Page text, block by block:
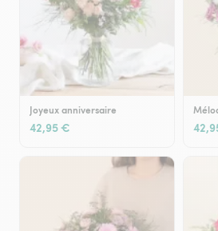
Joyeux anniversaire
42,95 €